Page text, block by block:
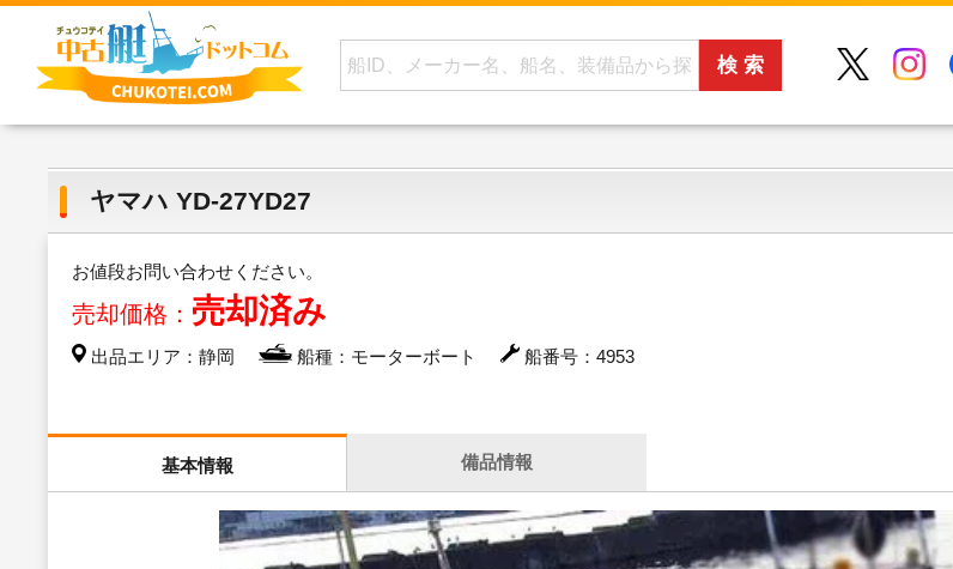
ヤマハ YD-27YD27
お値段お問い合わせください。
売却価格： 売却済み
出品エリア：静岡 船種：モーターボート 船番号：4953
基本情報 備品情報